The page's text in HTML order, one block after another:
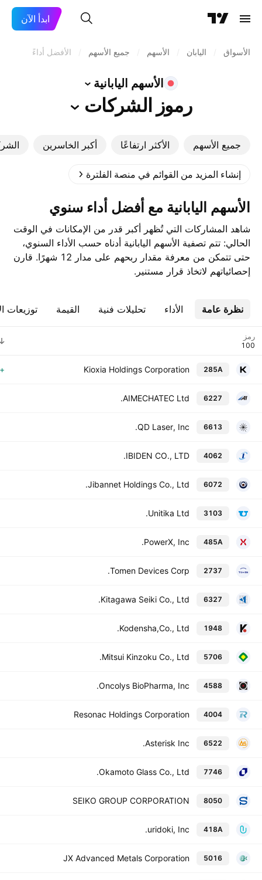
ابدأ الآن
الأسواق اليابان الأسهم جميع الأسهم الأفضل أداءً
الأسهم اليابانية
رموز الشركات
جميع الأسهم الأكثر ارتفاعًا أكبر الخاسرين
إنشاء المزيد من القوائم في منصة الفلترة
‎الأسهم اليابانية‎ مع أفضل أداء سنوي
شاهد المشاركات التي تُظهر أكبر قدر من الإمكانات في الوقت
الحالي: تتم تصفية الأسهم اليابانية أدناه حسب الأداء السنوي،
حتى تتمكن من معرفة مقدار ربحهم على مدار 12 شهرًا. قارن
إحصائياتهم لاتخاذ قرار مستنير.
نظرة عامة الأداء تحليلات فنية القيمة توزيعات
رمز
285A
Kioxia Holdings Corporation
+1,949.57%
6227
AIMECHATEC Ltd.
6613
QD Laser, Inc.
4062
IBIDEN CO., LTD.
6072
Jibannet Holdings Co., Ltd.
3103
Unitika Ltd.
485A
PowerX, Inc.
2737
Tomen Devices Corp.
6327
Kitagawa Seiki Co., Ltd.
1948
Kodensha,Co., Ltd.
5706
Mitsui Kinzoku Co., Ltd.
4588
Oncolys BioPharma, Inc.
4004
Resonac Holdings Corporation
6522
Asterisk Inc.
7746
Okamoto Glass Co., Ltd.
8050
SEIKO GROUP CORPORATION
418A
uridoki, Inc.
5016
JX Advanced Metals Corporation